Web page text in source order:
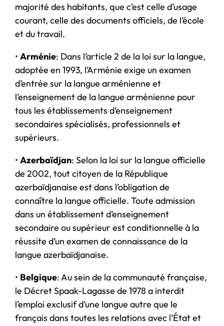
majorité des habitants, que c’est celle d’usage
courant, celle des documents officiels, de l’école
et du travail.
• Arménie: Dans l’article 2 de la loi sur la langue,
adoptée en 1993, l’Arménie exige un examen
d’entrée sur la langue arménienne et
l’enseignement de la langue arménienne pour
tous les établissements d’enseignement
secondaires spécialisés, professionnels et
supérieurs.
• Azerbaïdjan: Selon la loi sur la langue officielle
de 2002, tout citoyen de la République
azerbaïdjanaise est dans l’obligation de
connaître la langue officielle. Toute admission
dans un établissement d’enseignement
secondaire ou supérieur est conditionnelle à la
réussite d’un examen de connaissance de la
langue azerbaïdjanaise.
• Belgique: Au sein de la communauté française,
le Décret Spaak-Lagasse de 1978 a interdit
l’emploi exclusif d’une langue autre que le
français dans toutes les relations avec l’État et